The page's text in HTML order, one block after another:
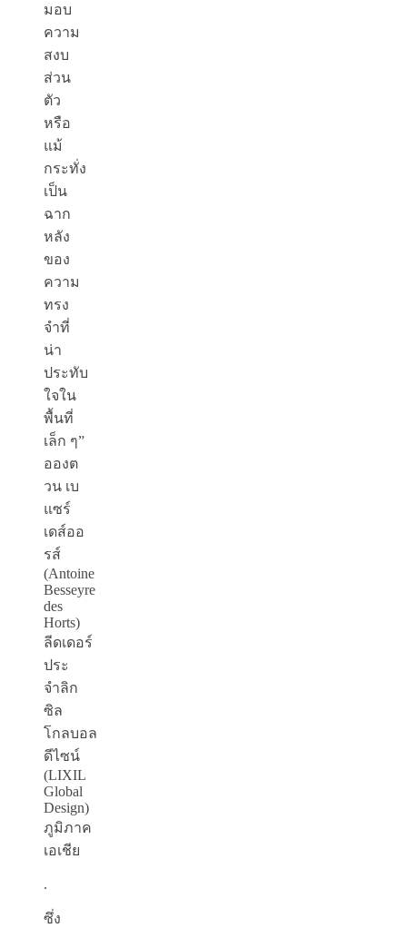
มอบ
ความ
สงบ
ส่วน
ตัว
หรือ
แม้
กระทั่ง
เป็น
ฉาก
หลัง
ของ
ความ
ทรง
จำที่
น่า
ประทับ
ใจใน
พื้นที่
เล็ก ๆ”
อองต
วน เบ
แซร์
เดส์ออ
รส์
(Antoine
Besseyre
des
Horts)
ลีดเดอร์
ประ
จำลิก
ซิล
โกลบอล
ดีไซน์
(LIXIL
Global
Design)
ภูมิภาค
เอเชีย
.
ซึ่ง